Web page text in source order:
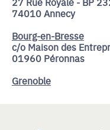
74010 Annecy
Bourg-en-Bresse
c/o Maison des
01960 Péronnas
Grenoble